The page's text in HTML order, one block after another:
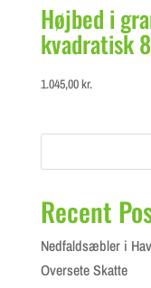
Højbed i
kvadratisk
1.045,00kr.
Recent
Nedfaldsæbler i
Oversete Skatte